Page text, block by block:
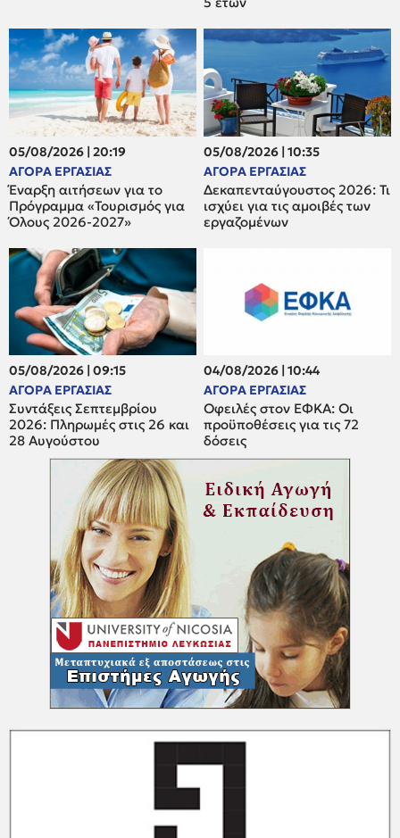
05/08/2026 | 20:19
ΑΓΟΡΑ ΕΡΓΑΣΙΑΣ
Έναρξη αιτήσεων για το
Πρόγραμμα «Τουρισμός για
Όλους 2026-2027»
05/08/2026 | 10:35
ΑΓΟΡΑ ΕΡΓΑΣΙΑΣ
Δεκαπενταύγουστος 2026: Τι
ισχύει για τις αμοιβές των
εργαζομένων
05/08/2026 | 09:15
ΑΓΟΡΑ ΕΡΓΑΣΙΑΣ
Συντάξεις Σεπτεμβρίου
2026: Πληρωμές στις 26 και
28 Αυγούστου
04/08/2026 | 10:44
ΑΓΟΡΑ ΕΡΓΑΣΙΑΣ
Οφειλές στον ΕΦΚΑ: Οι
προϋποθέσεις για τις 72
δόσεις